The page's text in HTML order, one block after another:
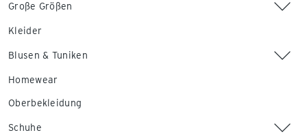
Große Größen
Kleider
Blusen & Tuniken
Homewear
Oberbekleidung
Schuhe